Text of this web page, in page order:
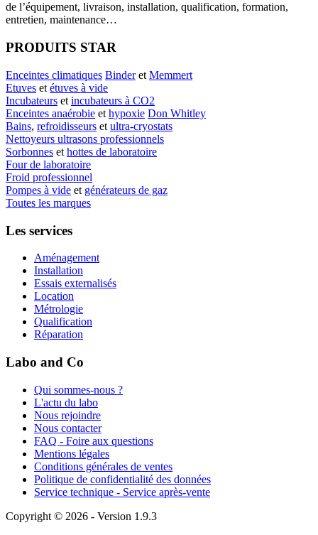
de l’équipement, livraison, installation, qualification, formation,
entretien, maintenance…
PRODUITS STAR
Enceintes climatiques Binderet Memmert
Etuves et étuves à vide
Incubateurs et incubateurs à CO2
Enceintes anaérobie et hypoxie Don Whitley
Bains, refroidisseurs et ultra-cryostats
Nettoyeurs ultrasons professionnels
Sorbonnes et hottes de laboratoire
Four de laboratoire
Froid professionnel
Pompes à vide et générateurs de gaz
Toutes les marques
Les services
Aménagement
Installation
Essais externalisés
Location
Métrologie
Qualification
Réparation
Labo and Co
Qui sommes-nous ?
L'actu du labo
Nous rejoindre
Nous contacter
FAQ - Foire aux questions
Mentions légales
Conditions générales de ventes
Politique de confidentialité des données
Service technique - Service après-vente
Copyright © 2026 - Version 1.9.3